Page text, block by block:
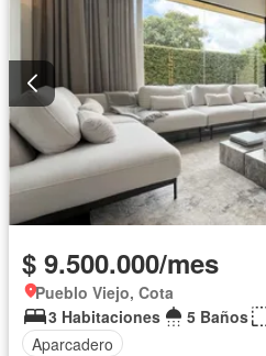
$ 9.500.000/mes
Pueblo Viejo, Cota
3 Habitaciones
5 Baños
Aparcadero